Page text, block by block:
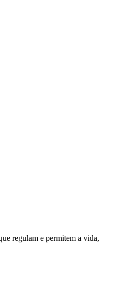
regulam e permitem a vida,